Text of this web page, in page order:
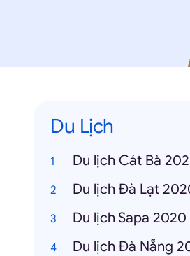
Du Lịch
Du lịch Cát Bà
Du lịch Đà Lạt
Du lịch Sapa 2020
Du lịch Đà Nẵng